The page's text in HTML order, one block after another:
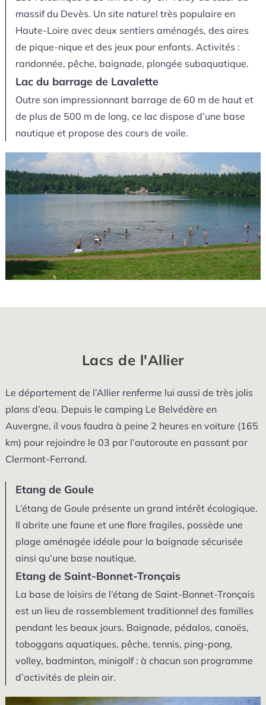
massif du Devès. Un site naturel très populaire en
Haute-Loire avec deux sentiers aménagés, des aires
de pique-nique et des jeux pour enfants. Activités :
randonnée, pêche, baignade, plongée subaquatique.
Lac du barrage de Lavalette
Outre son impressionnant barrage de 60 m de haut et
de plus de 500 m de long, ce lac dispose d’une base
nautique et propose des cours de voile.
Lacs de l'Allier
Le département de l’Allier renferme lui aussi de très jolis
plans d’eau. Depuis le camping Le Belvédère en
Auvergne, il vous faudra à peine 2 heures en voiture (165
km) pour rejoindre le 03 par l’autoroute en passant par
Clermont-Ferrand.
Etang de Goule
L’étang de Goule présente un grand intérêt écologique.
Il abrite une faune et une flore fragiles, possède une
plage aménagée idéale pour la baignade sécurisée
ainsi qu’une base nautique.
Etang de Saint-Bonnet-Tronçais
La base de loisirs de l’étang de Saint-Bonnet-Tronçais
est un lieu de rassemblement traditionnel des familles
pendant les beaux jours. Baignade, pédalos, canoës,
toboggans aquatiques, pêche, tennis, ping-pong,
volley, badminton, minigolf : à chacun son programme
d’activités de plein air.